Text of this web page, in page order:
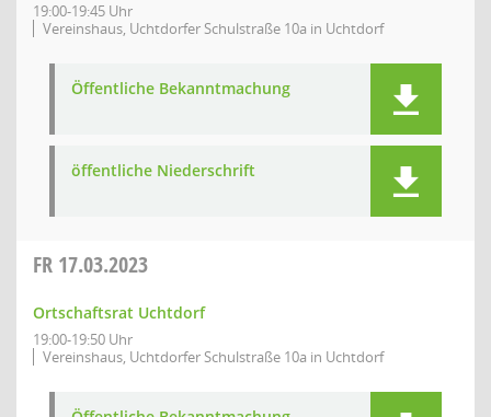
19:00-19:45 Uhr
Vereinshaus, Uchtdorfer Schulstraße 10a in Uchtdorf
Öffentliche Bekanntmachung
öffentliche Niederschrift
FR 17.03.2023
Ortschaftsrat Uchtdorf
19:00-19:50 Uhr
Vereinshaus, Uchtdorfer Schulstraße 10a in Uchtdorf